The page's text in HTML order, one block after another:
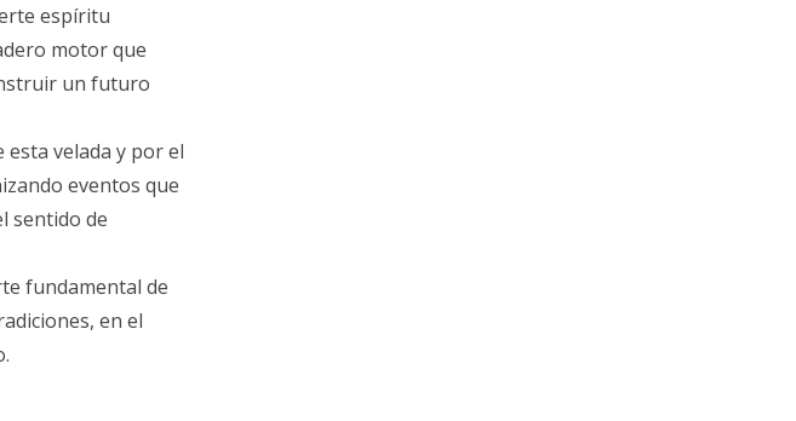
espíritu
motor que
un futuro
velada y por el
eventos que
sentido de
fundamental de
en el